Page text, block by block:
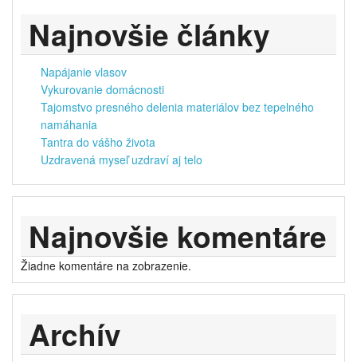
Najnovšie články
Napájanie vlasov
Vykurovanie domácnosti
Tajomstvo presného delenia materiálov bez tepelného
namáhania
Tantra do vášho života
Uzdravená myseľ uzdraví aj telo
Najnovšie komentáre
Žiadne komentáre na zobrazenie.
Archív